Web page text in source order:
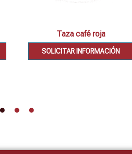
Taza café roja
SOLICITAR INFORMACIÓN